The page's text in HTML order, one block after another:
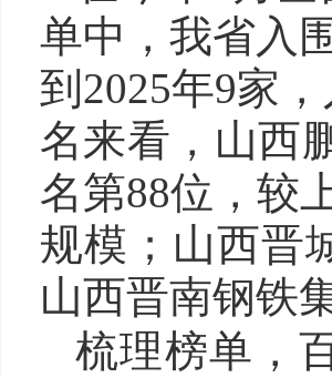
单中，我省入
到2025年9家
名来看，山西
名第88位，较
规模；山西晋
山西晋南钢铁
梳理榜单，